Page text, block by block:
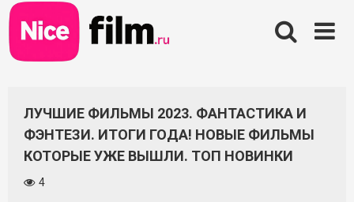
Skip
to
content
ЛУЧШИЕ ФИЛЬМЫ 2023. ФАНТАСТИКА И
ФЭНТЕЗИ. ИТОГИ ГОДА! НОВЫЕ ФИЛЬМЫ
КОТОРЫЕ УЖЕ ВЫШЛИ. ТОП НОВИНКИ
4